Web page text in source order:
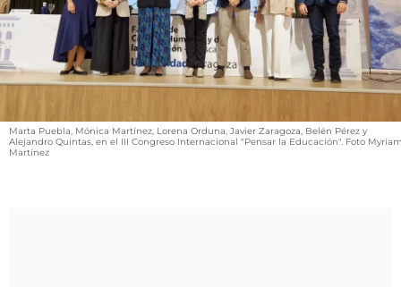
FIESTAS EN EL ALTO ARAGÓN
FIESTAS DE SAN LORENZO
CARTELERA
Marta Puebla, Mónica Martínez, Lorena Orduna, Javier Zaragoza, Belén Pérez y
Alejandro Quintas, en el III Congreso Internacional "Pensar la Educación". Foto
Martínez